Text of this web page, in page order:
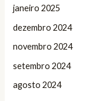
janeiro 2025
dezembro 2024
novembro 2024
setembro 2024
agosto 2024